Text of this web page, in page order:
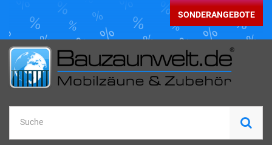
SONDERANGEBOTE